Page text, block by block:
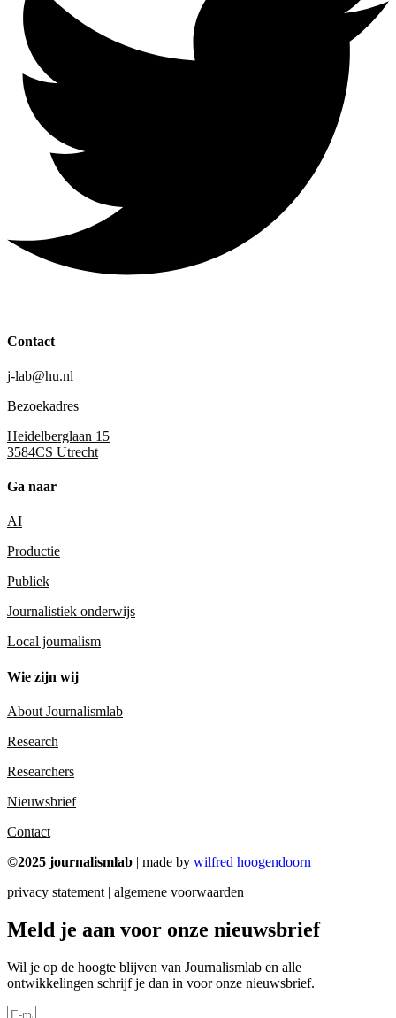
Contact
j-lab@hu.nl
Bezoekadres
Heidelberglaan 15
3584CS Utrecht
Ga naar
AI
Productie
Publiek
Journalistiek onderwijs
Local journalism
Wie zijn wij
About Journalismlab
Research
Researchers
Nieuwsbrief
Contact
©2025 journalismlab | made by wilfred hoogendoorn
privacy statement | algemene voorwaarden
Meld je aan voor onze nieuwsbrief
Wil je op de hoogte blijven van Journalismlab en alle
ontwikkelingen schrijf je dan in voor onze nieuwsbrief.